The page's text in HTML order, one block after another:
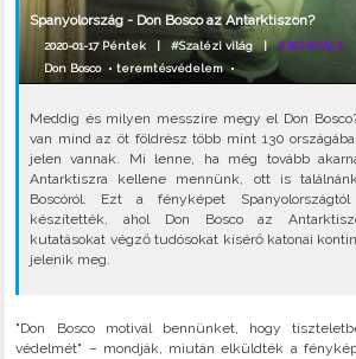
Spanyolország - Don Bosco az Antarktiszon?
2020-01-17 Péntek |#Szalézi világ |ARCHIVÁLT
Don Bosco•teremtésvédelem•
Meddig és milyen messzire megy el Don
van mind az öt földrész több mint 130
jelen vannak. Mi lenne, ha még tovább
Antarktiszra kellene mennünk, ott is
Boscóról. Ezt a fényképet
készítették, ahol Don Bosco az
kutatásokat végző tudósokat kísérő katonai
jelenik meg.
"Don Bosco motivál bennünket, hogy
védelmét" – mondják, miután elküldték a